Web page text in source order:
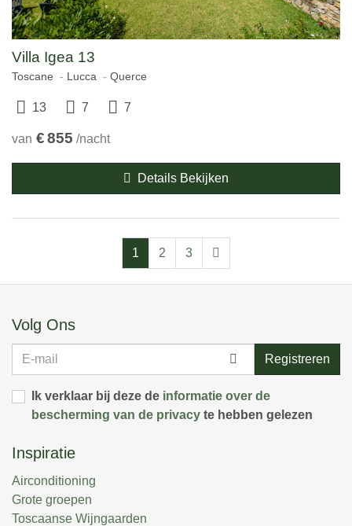
Villa Igea 13
Toscane Lucca Querce
13 7 7
van €855 /nacht
Details Bekijken
1 2 3
Volg Ons
E-
Registreren
Ik verklaar bij deze de informatie over de
bescherming van de privacy te hebben gelezen
Inspiratie
Airconditioning
Grote groepen
Toscaanse Wijngaarden